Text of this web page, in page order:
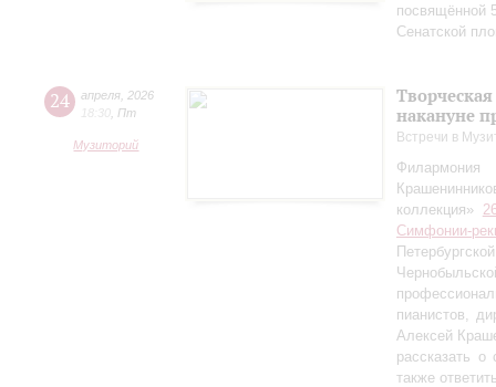
посвящённой
Сенатской
24 апреля 2026
18:30
Пт
Музиторий
накануне
Встречи в
коллекция»
Симфонии-
пианистов,
Алексей
рассказать
также